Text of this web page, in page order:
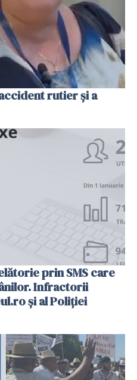
rutier și a
prin SMS care
Infractorii
și al Poliției